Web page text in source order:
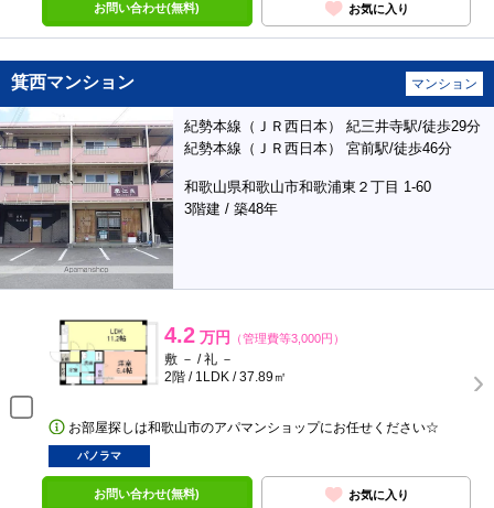
お問い合わせ(無料) お気に入り
箕西マンション マンション
紀勢本線（ＪＲ西日本） 紀三井寺駅/徒歩29分
紀勢本線（ＪＲ西日本） 宮前駅/徒歩46分
和歌山県和歌山市和歌浦東２丁目 1-60
3階建 / 築48年
4.2 万円 （管理費等3,000円）
敷 － / 礼 －
2階 / 1LDK / 37.89㎡
お部屋探しは和歌山市のアパマンショップにお任せください☆
パノラマ
お問い合わせ(無料) お気に入り